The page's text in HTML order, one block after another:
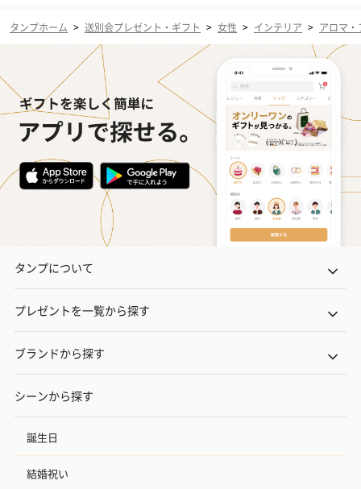
タンプホーム > 送別会プレゼント・ギフト > 女性 > インテリア > アロマ
タンプについて
プレゼントを一覧から探す
ブランドから探す
シーンから探す
誕生日
結婚祝い